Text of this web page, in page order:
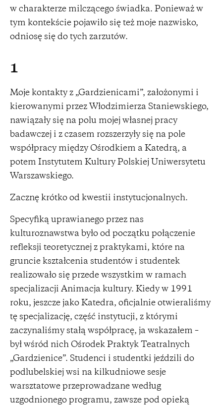
w charakterze milczącego świadka. Ponieważ w
tym kontekście pojawiło się też moje nazwisko,
odniosę się do tych zarzutów.
1
Moje kontakty z „Gardzienicami”, założonymi i
kierowanymi przez Włodzimierza Staniewskiego,
nawiązały się na polu mojej własnej pracy
badawczej i z czasem rozszerzyły się na pole
współpracy między Ośrodkiem a Katedrą, a
potem Instytutem Kultury Polskiej Uniwersytetu
Warszawskiego.
Zacznę krótko od kwestii instytucjonalnych.
Specyfiką uprawianego przez nas
kulturoznawstwa było od początku połączenie
refleksji teoretycznej z praktykami, które na
gruncie kształcenia studentów i studentek
realizowało się przede wszystkim w ramach
specjalizacji Animacja kultury. Kiedy w 1991
roku, jeszcze jako Katedra, oficjalnie otwieraliśmy
tę specjalizację, część instytucji, z którymi
zaczynaliśmy stałą współpracę, ja wskazałem –
był wśród nich Ośrodek Praktyk Teatralnych
„Gardzienice”. Studenci i studentki jeździli do
podlubelskiej wsi na kilkudniowe sesje
warsztatowe przeprowadzane według
uzgodnionego programu, zawsze pod opieką